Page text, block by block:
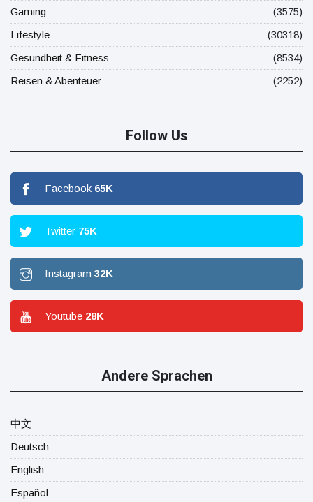
Gaming
(3575)
Lifestyle
(30318)
Gesundheit & Fitness
(8534)
Reisen & Abenteuer
(2252)
Follow Us
Facebook 65K
Twitter 75K
Instagram 32K
Youtube 28K
Andere Sprachen
中文
Deutsch
English
Español